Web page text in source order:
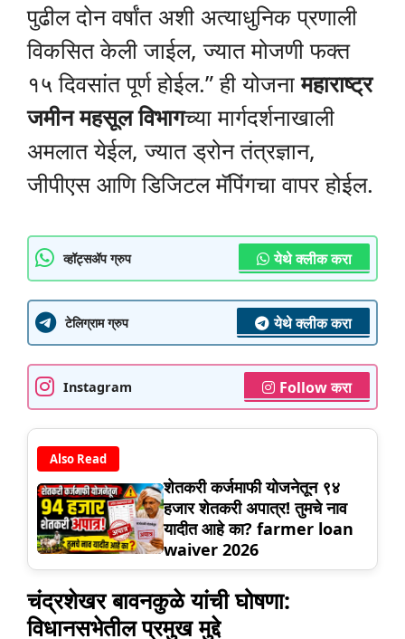
पुढील दोन वर्षांत अशी अत्याधुनिक प्रणाली
विकसित केली जाईल, ज्यात मोजणी फक्त
१५ दिवसांत पूर्ण होईल.” ही योजनामहाराष्ट्र
जमीन महसूल विभागच्या मार्गदर्शनाखाली
अमलात येईल, ज्यात ड्रोन तंत्रज्ञान,
जीपीएस आणि डिजिटल मॅपिंगचा वापर होईल.
व्हॉट्सॲप ग्रुप येथे क्लीक करा
टेलिग्राम ग्रुप येथे क्लीक करा
Instagram Follow करा
Also Read
शेतकरी कर्जमाफी योजनेतून ९४
हजार शेतकरी अपात्र! तुमचे नाव
यादीत आहे का? farmer loan
waiver 2026
चंद्रशेखर बावनकुळे यांची घोषणा:
विधानसभेतील प्रमुख मुद्दे